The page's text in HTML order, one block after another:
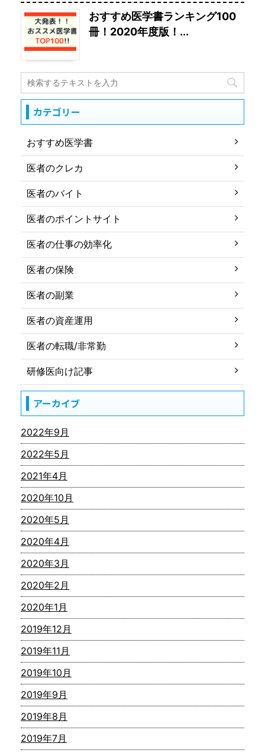
おすすめ医学書ランキング100
冊！2020年度版！...
カテゴリー
おすすめ医学書
医者のクレカ
医者のバイト
医者のポイントサイト
医者の仕事の効率化
医者の保険
医者の副業
医者の資産運用
医者の転職/非常勤
研修医向け記事
アーカイブ
2022年9月
2022年5月
2021年4月
2020年10月
2020年5月
2020年4月
2020年3月
2020年2月
2020年1月
2019年12月
2019年11月
2019年10月
2019年9月
2019年8月
2019年7月